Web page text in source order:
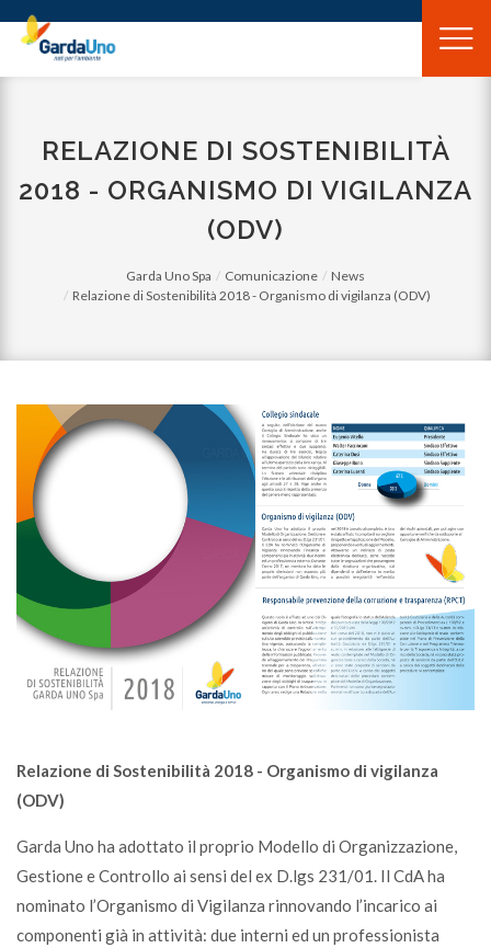
Gardauno
Spa
RELAZIONE DI SOSTENIBILITÀ
2018 - ORGANISMO DI VIGILANZA
(ODV)
Garda Uno Spa Comunicazione
News
Relazione di Sostenibilità 2018 - Organismo di vigilanza (ODV)
Relazione di Sostenibilità 2018 - Organismo di vigilanza
(ODV)
Garda Uno ha adottato il proprio Modello di Organizzazione,
Gestione e Controllo ai sensi del ex D.lgs 231/01. Il CdA ha
nominato l’Organismo di Vigilanza rinnovando l’incarico ai
componenti già in attività: due interni ed un professionista